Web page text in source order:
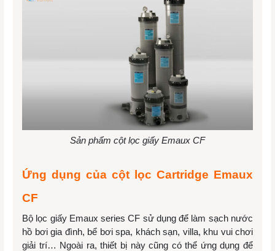
Sản phẩm cột lọc giấy Emaux CF
Ứng dụng của cột lọc Cartridge Emaux
CF
Bộ lọc giấy Emaux series CF sử dụng để làm sạch nước
hồ bơi gia đình, bể bơi spa, khách sạn, villa, khu vui chơi
giải trí… Ngoài ra, thiết bị này cũng có thể ứng dụng để